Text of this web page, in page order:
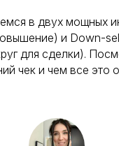
в двух мощных
и Down-
для сделки).
чек и чем все это